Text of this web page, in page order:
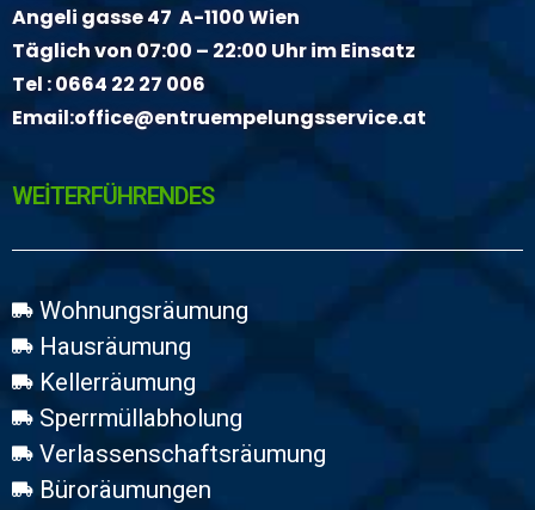
Angeli gasse 47 A-1100 Wien
Täglich von 07:00 – 22:00 Uhr im Einsatz
Tel :0664 22 27 006
Email:office@entruempelungsservice.at
WEİTERFÜHRENDES
Wohnungsräumung
Hausräumung
Kellerräumung
Sperrmüllabholung
Verlassenschaftsräumung
Büroräumungen